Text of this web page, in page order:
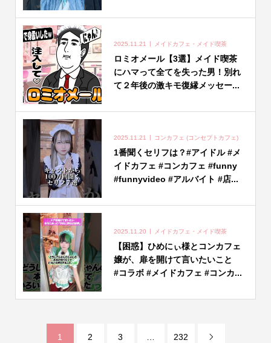
2025.11.21 メイドカフェ・メイド喫茶
ロミオメール【3選】メイド喫茶
にハマって全てを失った男！別れ
て２年後の激キモ復縁メッセー...
2025.11.21 コンカフェ (コンセプトカフェ)
1番聞くセリフは？#アイドル #メ
イドカフェ #コンカフェ #funny
#funnyvideo #アルバイト #店...
2025.11.20 メイドカフェ・メイド喫茶
【困惑】ひめにぃ様とコンカフェ
嬢が、扉を開けて言いたいこと
#コラボ #メイドカフェ #コンカ...
1 2 3 232 